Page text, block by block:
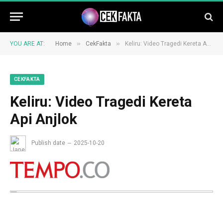
YOU ARE AT: Home » CekFakta » Keliru: Video Tragedi Kereta Api Anjlok
CEKFAKTA
Keliru: Video Tragedi Kereta
Api Anjlok
Publish date 2025-10-20